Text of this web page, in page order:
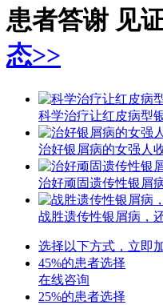
患者答谢 见
态>>
科学治疗让红皮病型
治好银屑病的女强人
治好顽固遗传性银屑
战胜遗传性银屑病，
选择以下方式，立即
45%的患者选择
在线咨询
25%的患者选择